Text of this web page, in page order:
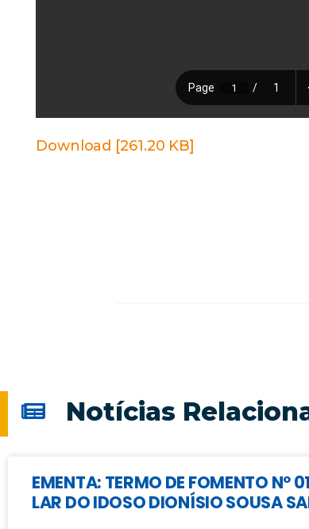
Download [261.20 KB]
Notícias
EMENTA: TERMO DE FOMENTO Nº
LAR DO IDOSO DIONÍSIO SOUSA